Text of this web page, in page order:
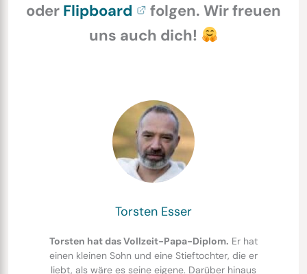
oder Flipboard
folgen. Wir freuen
uns auch dich!
Torsten Esser
Torsten hat das Vollzeit-Papa-Diplom. Er hat
einen kleinen Sohn und eine Stieftochter, die er
liebt, als wäre es seine eigene. Darüber hinaus